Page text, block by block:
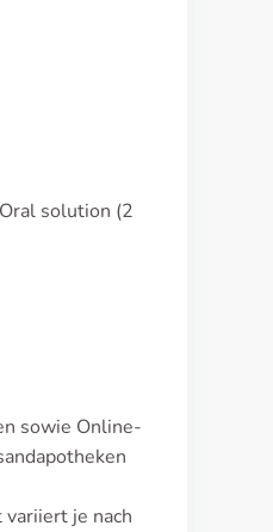
solution (2
sowie Online-
je nach